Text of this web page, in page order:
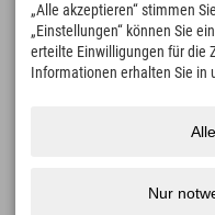
Zeit für Explorer Moments
166
„Alle akzeptieren“ stimmen
„Einstellungen“ können Sie
erteilte Einwilligungen für die
Informationen erhalten Sie in
Nur